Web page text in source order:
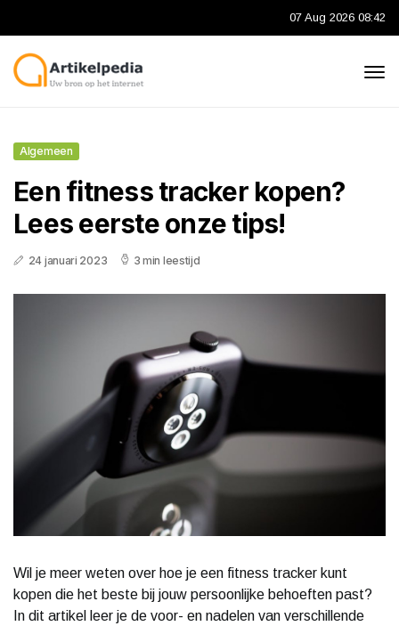
07 Aug 2026 08:42
Algemeen
Een fitness tracker kopen?
Lees eerste onze tips!
24 januari 2023 3 min leestijd
Wil je meer weten over hoe je een fitness tracker kunt
kopen die het beste bij jouw persoonlijke behoeften past?
In dit artikel leer je de voor- en nadelen van verschillende